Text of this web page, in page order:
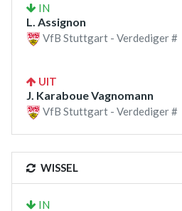
IN
L. Assignon
VfB Stuttgart - Verdediger #
UIT
J. Karaboue Vagnomann
VfB Stuttgart - Verdediger #
WISSEL
IN